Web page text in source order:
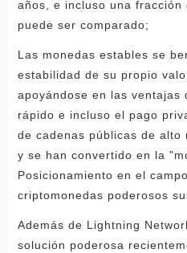
años, e incluso una fracción
puede ser comparado;
Las monedas estables se
estabilidad de su propio
apoyándose en las ventajas
rápido e incluso el pago
de cadenas públicas de alto
y se han convertido en la
Posicionamiento en el
criptomonedas poderosos
Además de Lightning
solución poderosa